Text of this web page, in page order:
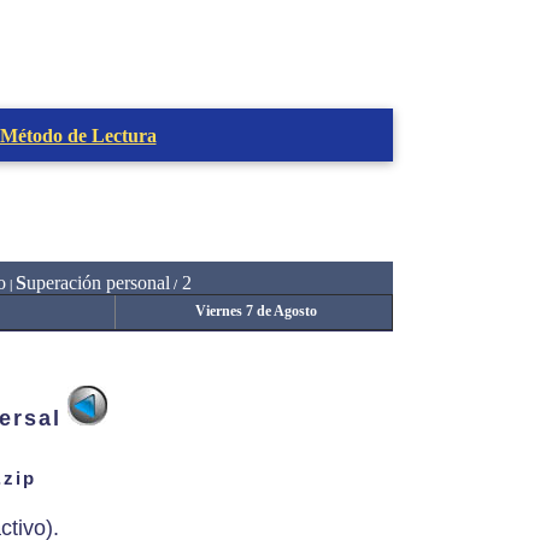
de Lectura
| Superación personal / 2
Viernes 7 de Agosto